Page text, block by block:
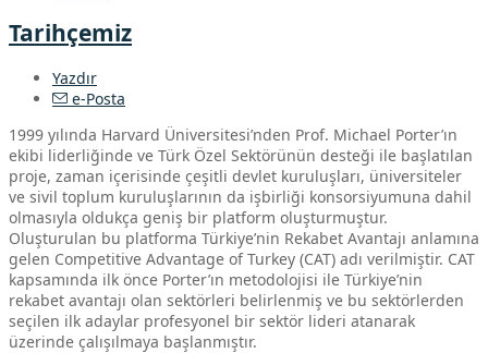
Tarihçemiz
Yazdır
e-Posta
1999 yılında Harvard Üniversitesi’nden Prof. Michael Porter’ın
ekibi liderliğinde ve Türk Özel Sektörünün desteği ile başlatılan
proje, zaman içerisinde çeşitli devlet kuruluşları, üniversiteler
ve sivil toplum kuruluşlarının da işbirliği konsorsiyumuna dahil
olmasıyla oldukça geniş bir platform oluşturmuştur.
Oluşturulan bu platforma Türkiye’nin Rekabet Avantajı anlamına
gelen Competitive Advantage of Turkey (CAT) adı verilmiştir. CAT
kapsamında ilk önce Porter’ın metodolojisi ile Türkiye’nin
rekabet avantajı olan sektörleri belirlenmiş ve bu sektörlerden
seçilen ilk adaylar profesyonel bir sektör lideri atanarak
üzerinde çalışılmaya başlanmıştır.